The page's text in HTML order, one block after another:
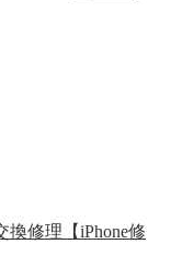
換修理【iPhone修